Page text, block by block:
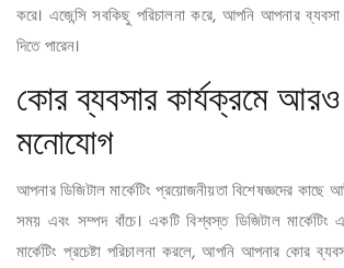
করে। এজেন্সি সবকিছু পরিচালনা করে, আপনি আপনার
দিতে পারেন।
কোর ব্যবসার কার্যক্রমে
মনোযোগ
আপনার ডিজিটাল মার্কেটিং প্রয়োজনীয়তা বিশেষজ্ঞদের কাছে
সময় এবং সম্পদ বাঁচে। একটি বিশ্বস্ত ডিজিটাল
মার্কেটিং প্রচেষ্টা পরিচালনা করলে, আপনি আপনার কোর